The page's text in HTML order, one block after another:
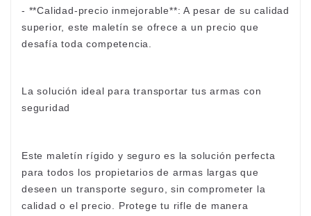
- **Calidad-precio inmejorable**: A pesar de su calidad
superior, este maletín se ofrece a un precio que
desafía toda competencia.
La solución ideal para transportar tus armas con
seguridad
Este maletín rígido y seguro es la solución perfecta
para todos los propietarios de armas largas que
deseen un transporte seguro, sin comprometer la
calidad o el precio. Protege tu rifle de manera